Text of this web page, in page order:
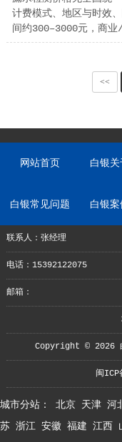
计费模式、地区与时效
间约300–3000元，商
<<
网站首页 白银关
白银常见问题 白银
联系人：张经理
电话：15392122075
邮箱：
Copyright © 2026
闽
城市分站： 北京 天津 河
苏 浙江 安徽 福建 江西